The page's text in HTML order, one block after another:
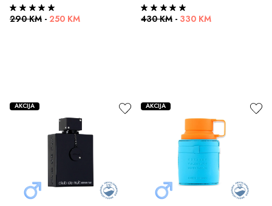
290 KM - 250 KM 430 KM - 330 KM
AKCIJA AKCIJA